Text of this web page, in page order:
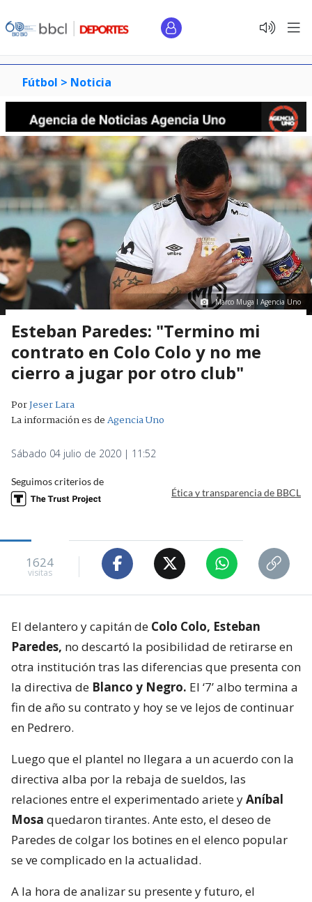
Fútbol > Noticia
Marco Muga I Agencia Uno
Esteban Paredes: "Termino mi
contrato en Colo Colo y no me
cierro a jugar por otro club"
PorJeser Lara
La información es deAgencia Uno
Sábado 04 julio de 2020 | 11:52
Seguimos criterios de
Ética y transparencia de BBCL
1624
visitas
El delantero y capitán de Colo Colo, Esteban
Paredes, no descartó la posibilidad de retirarse en
otra institución tras las diferencias que presenta con
la directiva de Blanco y Negro. El ‘7’ albo termina a
fin de año su contrato y hoy se ve lejos de continuar
en Pedrero.
Luego que el plantel no llegara a un acuerdo con la
directiva alba por la rebaja de sueldos, las
relaciones entre el experimentado ariete yAníbal
Mosa quedaron tirantes. Ante esto, el deseo de
Paredes de colgar los botines en el elenco popular
se ve complicado en la actualidad.
A la hora de analizar su presente y futuro, el